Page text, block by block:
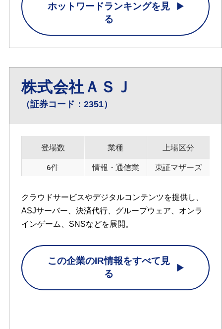
ホットワードランキングを見
る
株式会社ＡＳＪ
（証券コード：2351）
登場数
6件
業種
情報・通信業
上場区分
東証マザーズ
クラウドサービスやデジタルコンテンツを提供し、
ASJサーバー、決済代行、グループウェア、オンラ
インゲーム、SNSなどを展開。
この企業のIR情報をすべて見
る